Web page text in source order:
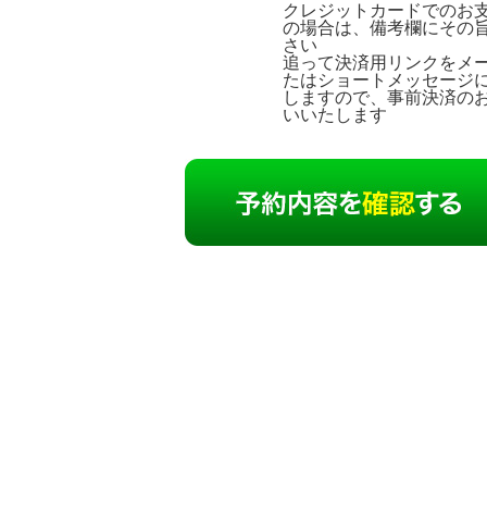
クレジットカードでのお
の場合は、備考欄にその
さい
追って決済用リンクをメ
たはショートメッセージ
しますので、事前決済の
いいたします